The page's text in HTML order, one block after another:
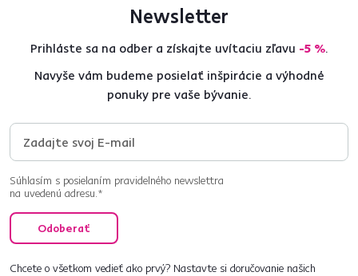
Newsletter
Prihláste sa na odber a získajte uvítaciu zľavu -5 %.
Navyše vám budeme posielať inšpirácie a výhodné
ponuky pre vaše bývanie.
Súhlasím s posielaním pravidelného newslettra
na uvedenú adresu.*
Odoberať
Chcete o všetkom vedieť ako prvý? Nastavte si doručovanie našich